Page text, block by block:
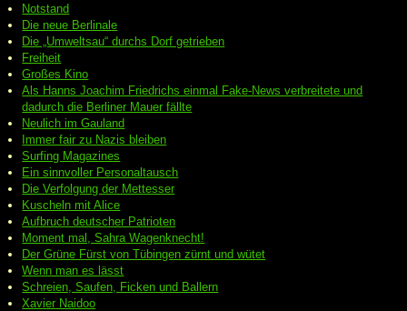
Notstand
Die neue Berlinale
Die „Umweltsau“ durchs Dorf getrieben
Freiheit
Großes Kino
Als Hanns Joachim Friedrichs einmal Fake-News verbreitete und
dadurch die Berliner Mauer fällte
Neulich im Gauland
Immer fair zu Nazis bleiben
Surfing Magazines
Ein sinnvoller Personaltausch
Die Verfolgung der Mettesser
Kuscheln mit Alice
Aufbruch deutscher Patrioten
Moment mal, Sahra Wagenknecht!
Der Grüne Fürst von Tübingen zürnt und wütet
Wenn man es lässt
Schreien, Saufen, Ficken und Ballern
Xavier Naidoo